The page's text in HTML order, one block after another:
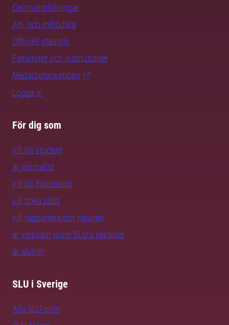
Centrumbildningar
Art- och miljödata
Officiell statistik
Fakulteter och institutioner
Medarbetarwebben
Logga in
För dig som
vill bli student
är journalist
vill bli doktorand
vill söka jobb
vill rapportera om naturen
är verksam inom SLU:s sektorer
är alumn
SLU i Sverige
Alla SLU-orter